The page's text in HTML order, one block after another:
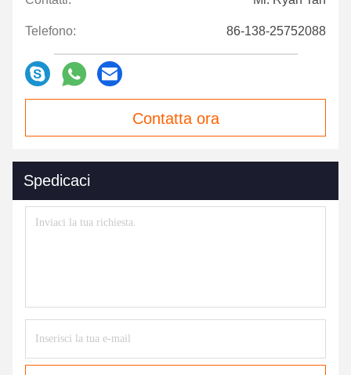
Telefono: 86-138-25752088
Contatta ora
Spedicaci